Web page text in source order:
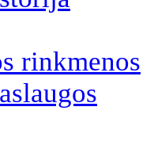
rinkmenos